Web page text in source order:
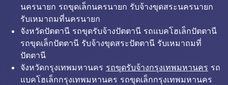
นครนายก รถขุดเล็กนครนายก รับจ้างขุดสระนครนายก
รับเหมาถมที่นครนายก
จังหวัดปัตตานี รถขุดรับจ้างปัตตานี รถแบคโฮเล็กปัตตานี
รถขุดเล็กปัตตานี รับจ้างขุดสระปัตตานี รับเหมาถมที่
ปัตตานี
จังหวัดกรุงเทพมหานคร รถขุดรับจ้างกรุงเทพมหานคร รถ
แบคโฮเล็กกรุงเทพมหานคร รถขุดเล็กกรุงเทพมหานคร